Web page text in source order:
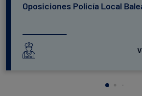
Oposiciones Policía Local